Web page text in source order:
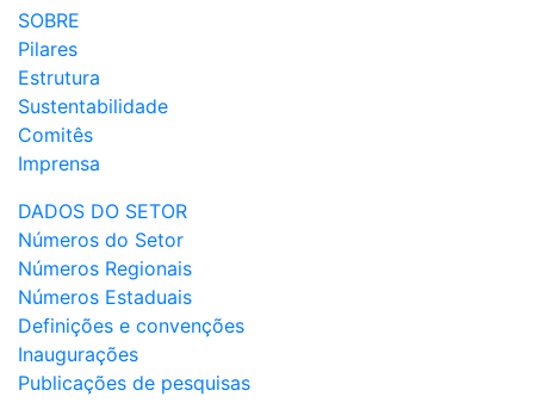
SOBRE
Pilares
Estrutura
Sustentabilidade
Comitês
Imprensa
DADOS DO SETOR
Números do Setor
Números Regionais
Números Estaduais
Definições e convenções
Inaugurações
Publicações de pesquisas